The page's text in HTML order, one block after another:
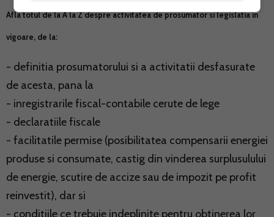
Afla totul de la A la Z despre activitatea de prosumator si legislatia in
vigoare, de la:
- definitia prosumatorului si a activitatii desfasurate
de acesta, pana la
- inregistrarile fiscal-contabile cerute de lege
- declaratiile fiscale
- facilitatile permise (posibilitatea compensarii energiei
produse si consumate, castig din vinderea surplusulului
de energie, scutire de accize sau de impozit pe profit
reinvestit), dar si
- conditiile ce trebuie indeplinite pentru obtinerea lor